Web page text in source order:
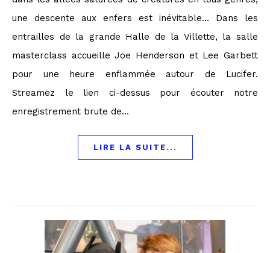
une descente aux enfers est inévitable… Dans les
entrailles de la grande Halle de la Villette, la salle
masterclass accueille Joe Henderson et Lee Garbett
pour une heure enflammée autour de Lucifer.
Streamez le lien ci-dessus pour écouter notre
enregistrement brute de…
LIRE LA SUITE...